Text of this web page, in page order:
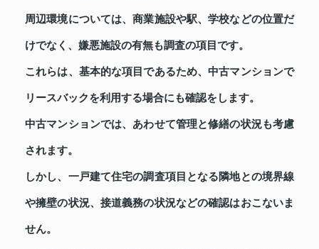
周辺環境については、商業施設や駅、学校などの位置だ
けでなく、嫌悪施設の有無も調査の項目です。
これらは、基本的な項目であるため、中古マンションで
リースバックを利用する場合にも確認をします。
中古マンションでは、あわせて管理と修繕の状況も考慮
されます。
しかし、一戸建て住宅の調査項目となる隣地との境界線
や擁壁の状況、接道義務の状況などの確認はおこないま
せん。